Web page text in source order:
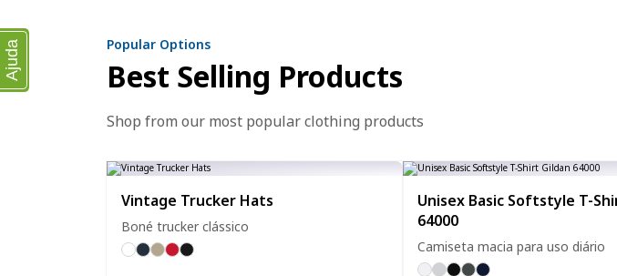
Popular Options
Best Selling Products
Shop from our most popular clothing products
Vintage Trucker Hats
Boné trucker clássico
Unisex Basic Softstyle T-
64000
Camiseta macia para uso diário
Ajuda